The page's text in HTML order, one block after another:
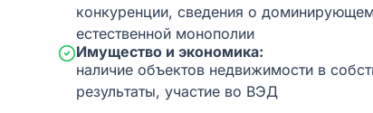
конкуренции, сведения о
естественной монополии
Имущество и экономика:
наличие объектов недвижимости в
результаты, участие во ВЭД